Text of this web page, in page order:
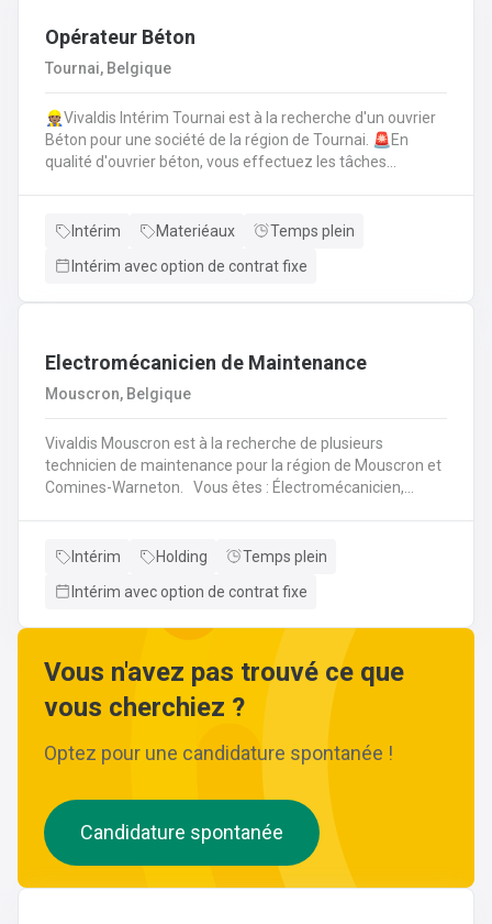
Opérateur Béton
Tournai, Belgique
👷🏽Vivaldis Intérim Tournai est à la recherche d'un ouvrier
Béton pour une société de la région de Tournai. 🚨En
qualité d'ouvrier béton, vous effectuez les tâches
béton selon la fiche technique de fabrication.Décoffrage
tables de coffrages ainsi que des outils et de l'atelier.
Intérim Materiéaux
Temps plein
Intérim avec option de contrat fixe
Electromécanicien de Maintenance
Mouscron, Belgique
Vivaldis Mouscron est à la recherche de plusieurs
technicien de maintenance pour la région de Mouscron et
Comines-Warneton. Vous êtes : Électromécanicien,
dynamique et avec un package d'avantages à la clé, nous
des kilomètres, nous vous offrons la possibilité de
avec des horaires flexibles d'équipes. N'hésitez pas à
postuler sur notre site internet, plus d'informations sur le
profil ci-dessous :
Intérim Holding
Temps plein
Intérim avec option de contrat fixe
Vous n'avez pas trouvé ce que
vous cherchiez ?
Optez pour une candidature spontanée !
Candidature spontanée